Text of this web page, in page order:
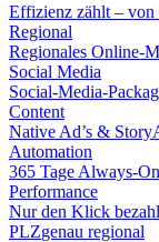
Effizienz zählt –
Regional
Regionales Online-
Social Media
Social-Media-
Content
Native Ad’s &
Automation
365 Tage Always-On
Performance
Nur den Klick
PLZgenau regional